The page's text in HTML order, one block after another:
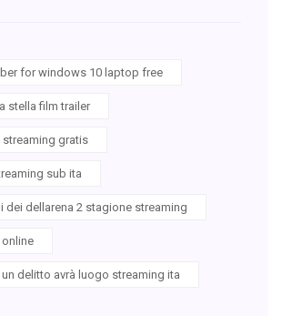
for windows 10 laptop free
stella film trailer
streaming gratis
sub ita
dei dellarena 2 stagione streaming
delitto avrà luogo streaming ita